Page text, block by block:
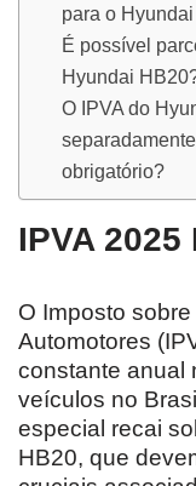
para o
É possível
Hyundai
O IPVA do
obrigatório?
IPVA
O Imposto
Automotores
constante anual
veículos no
especial recai
HB20, que